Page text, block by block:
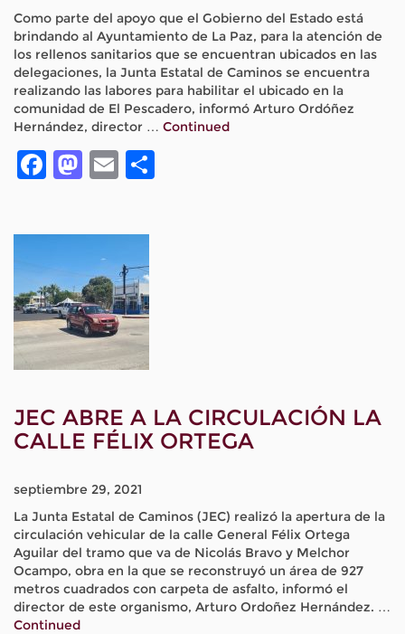
Como parte del apoyo que el Gobierno del Estado está
brindando al Ayuntamiento de La Paz, para la atención de
los rellenos sanitarios que se encuentran ubicados en las
delegaciones, la Junta Estatal de Caminos se encuentra
realizando las labores para habilitar el ubicado en la
comunidad de El Pescadero, informó Arturo Ordóñez
Hernández, director … Continued
Facebook
Mastodon
Email
JEC ABRE A LA CIRCULACIÓN LA
CALLE FÉLIX ORTEGA
septiembre 29, 2021
La Junta Estatal de Caminos (JEC) realizó la apertura de la
circulación vehicular de la calle General Félix Ortega
Aguilar del tramo que va de Nicolás Bravo y Melchor
Ocampo, obra en la que se reconstruyó un área de 927
metros cuadrados con carpeta de asfalto, informó el
director de este organismo, Arturo Ordoñez Hernández. …
Continued